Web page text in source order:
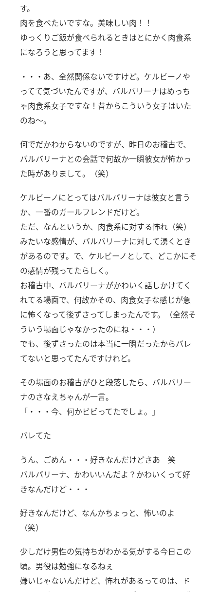
す。
肉を食べたいですな。美味しい肉！！
ゆっくりご飯が食べられるときはとにかく肉食系
になろうと思ってます！
・・・あ、全然関係ないですけど。ケルビーノや
ってて気づいたんですが、バルバリーナはめっち
ゃ肉食系女子ですな！昔からこういう女子はいた
のね～。
何でだかわからないのですが、昨日のお稽古で、
バルバリーナとの会話で何故か一瞬彼女が怖かっ
た時がありまして。（笑）
ケルビーノにとってはバルバリーナは彼女と言う
か、一番のガールフレンドだけど。
ただ、なんというか、肉食系に対する怖れ（笑）
みたいな感情が、バルバリーナに対して湧くとき
があるのです。で、ケルビーノとして、どこかにそ
の感情が残ってたらしく。
お稽古中、バルバリーナがかわいく話しかけてく
れてる場面で、何故かその、肉食女子な感じが急
に怖くなって後ずさってしまったんです。（全然そ
ういう場面じゃなかったのにね・・・）
でも、後ずさったのは本当に一瞬だったからバレ
てないと思ってたんですけれど。
その場面のお稽古がひと段落したら、バルバリー
ナのさなえちゃんが一言。
「・・・今、何かビビってたでしょ。」
バレてた
うん、ごめん・・・好きなんだけどさあ 笑
バルバリーナ、かわいいんだよ？かわいくって好
きなんだけど・・・
好きなんだけど、なんかちょっと、怖いのよ
（笑）
少しだけ男性の気持ちがわかる気がする今日この
頃。男役は勉強になるねぇ
嫌いじゃないんだけど、怖れがあるってのは、ド